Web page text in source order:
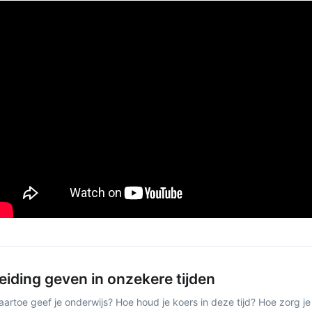
geven in onzekere tijden
geef je onderwijs? Hoe houd je koers in deze tijd? Hoe zorg